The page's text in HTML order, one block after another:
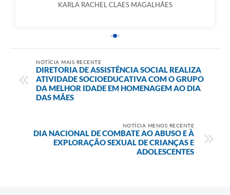
KARLA RACHEL CLAES MAGALHÃES
NOTÍCIA MAIS RECENTE
DIRETORIA DE ASSISTÊNCIA SOCIAL REALIZA
ATIVIDADE SOCIOEDUCATIVA COM O GRUPO
DA MELHOR IDADE EM HOMENAGEM AO DIA
DAS MÃES
NOTÍCIA MENOS RECENTE
DIA NACIONAL DE COMBATE AO ABUSO E À
EXPLORAÇÃO SEXUAL DE CRIANÇAS E
ADOLESCENTES